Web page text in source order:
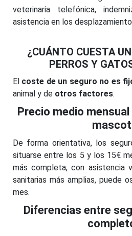
veterinaria telefónica,
asistencia en los
¿CUÁNTO CUESTA
PERROS Y
El coste de un seguro no es
animal y de otros factores.
Precio medio
De forma orientativa, los
situarse entre los 5 y los 15€
más completa, con asistencia
sanitarias más amplias, puede
mes.
Diferencias entre